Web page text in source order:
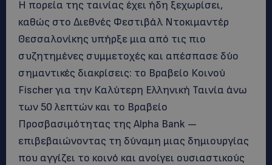
Η πορεία της ταινίας έχει ήδη ξεχωρίσει,
καθώς στο Διεθνές Φεστιβάλ Ντοκιμαντέρ
Θεσσαλονίκης υπήρξε μια από τις πιο
συζητημένες συμμετοχές και απέσπασε δύο
σημαντικές διακρίσεις: το Βραβείο Κοινού
Fischer για την Καλύτερη Ελληνική Ταινία άνω
των 50 λεπτών και το Βραβείο
Προσβασιμότητας της Alpha Bank —
επιβεβαιώνοντας τη δύναμη μιας δημιουργίας
που αγγίζει το κοινό και ανοίγει ουσιαστικούς